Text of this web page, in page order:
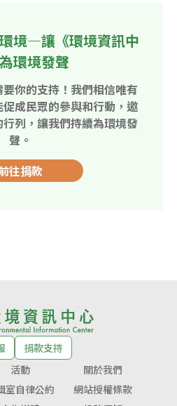
境—讓《環境資訊中
環境發聲
要你的支持！我們相信唯有
成民眾的參與和行動，邀
列，讓我們持續為環境發
聲。
往捐款
捐款支持
活動
關於我們
室自律公約
網站授權條款